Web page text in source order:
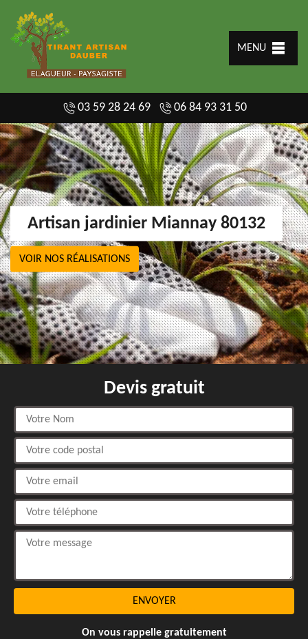
MENU
03 59 28 24 69 06 84 93 31 50
Artisan jardinier Miannay 80132
VOIR NOS RÉALISATIONS
Devis gratuit
On vous rappelle gratuitement